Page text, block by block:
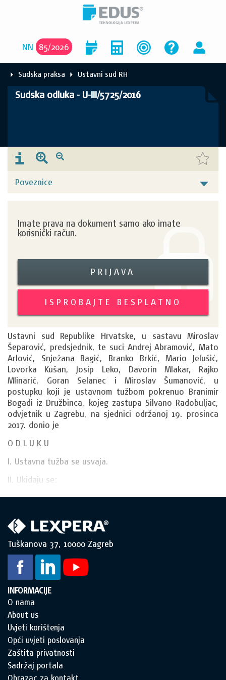
NN 85/2026
Sudska praksa Ustavni sud RH
Sudska odluka - U-III/5725/2016
Poveznice
Imate prava na dokument samo ako imate
korisnički račun.
PRIJAVA
ISPROBAJTE BESPLATNO
Ustavni sud Republike Hrvatske, u sastavu Miroslav
Šeparović, predsjednik, te suci Andrej Abramović, Mato
Arlović, Snježana Bagić, Branko Brkić, Mario Jelušić,
Lovorka Kušan, Josip Leko, Davorin Mlakar, Rajko
Mlinarić, Goran Selanec i Miroslav Šumanović, u
postupku koji je ustavnom tužbom pokrenuo Branimir
Bogadi iz Družbinca, kojeg zastupa Silvano Radobuljac,
odvjetnik u Zagrebu, na sjednici održanoj 19. prosinca
2017. donio je
O D L U K U
I. Ustavna tužba se usvaja.
II. Ukidaju se:
Tuškanova 37, 10000 Zagreb
INFORMACIJE
O nama
About us
Uvjeti korištenja
Opći uvjeti poslovanja
Zaštita privatnosti
Sadržaj portala
Obrazac za kontakt